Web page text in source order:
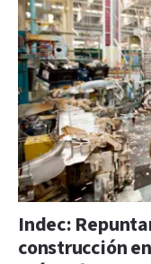
Indec:
construcción